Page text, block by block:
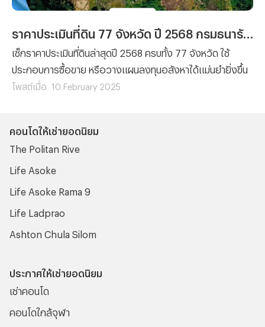
ราคาประเมินที่ดิน 77 จังหวัด ปี 2568 กรมธนารักษ์
เช็กราคาประเมินที่ดินล่าสุดปี 2568 ครบทั้ง 77 จังหวัด ใช้
ประกอบการซื้อขาย หรือวางแผนลงทุนอสังหาได้แม่นยำยิ่งขึ้น
โพสต์เมื่อ 10 February 2025
คอนโดให้เช่ายอดนิยม
The Politan Rive
Life Asoke
Life Asoke Rama 9
Life Ladprao
Ashton Chula Silom
ประกาศให้เช่ายอดนิยม
เช่าคอนโด
คอนโดใกล้จุฬา